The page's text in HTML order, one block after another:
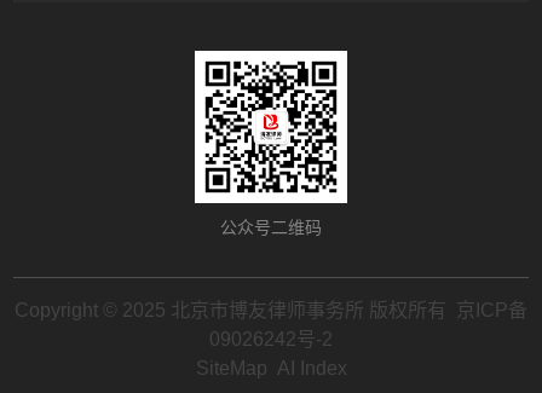
北京市朝阳区律师协会 中国裁判文书网
公众号二维码
Copyright © 2025 北京市博友律师事务所 版权所有 京ICP备
09026242号-2
SiteMap AI Index